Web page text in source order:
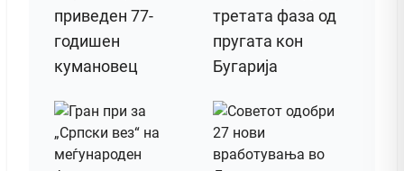
приведен 77-
годишен
кумановец
третата фаза од
пругата кон
Бугарија